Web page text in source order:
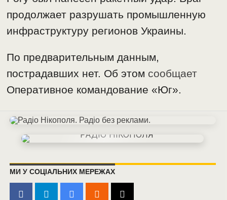
продолжает разрушать промышленную
инфраструктуру регионов Украины.
По предварительным данным,
пострадавших нет. Об этом сообщает
Оперативное командование «Юг».
МИ У СОЦІАЛЬНИХ МЕРЕЖАХ